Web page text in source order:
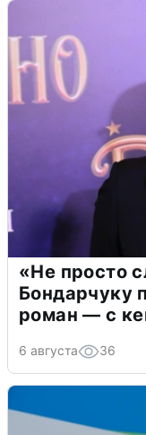
«Не просто
Бондарчуку
роман — с
6 августа 36